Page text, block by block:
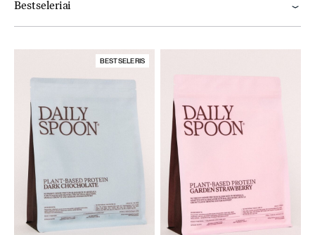
Bestseleriai
BESTSELERIS